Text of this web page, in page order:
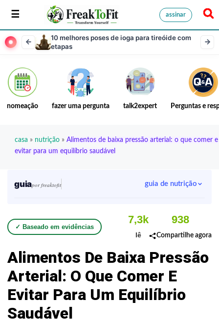
assinar
10 melhores poses de ioga para tireóide com
etapas
nomeação fazer uma pergunta talk2expert Perguntas e
casa » nutrição » Alimentos de baixa pressão arterial: o que comer e
evitar para um equilíbrio saudável
guiapor freaktofit guia de nutrição
✓ Baseado em evidências
7,3k
lê
938
Compartilhe agora
Alimentos De Baixa Pressão
Arterial: O Que Comer E
Evitar Para Um Equilíbrio
Saudável